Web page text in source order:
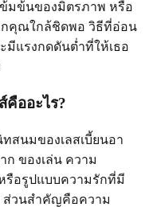
ข้มข้นของมิตรภาพ หรือ
กคุณใกล้ชิดพอ วิธีที่อ่อน
มีแรงกดดันต่ำที่ให้เธอ
คืออะไร?
สนมของเลสเบี้ยนอา
ก ของเล่น ความ
รือรูปแบบความรักที่มี
ส่วนสำคัญคือความ